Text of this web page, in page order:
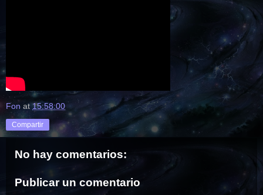
Fon at 15:58:00
Compartir
No hay comentarios:
Publicar un comentario